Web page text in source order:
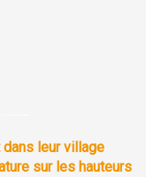
leur village
sur les hauteurs